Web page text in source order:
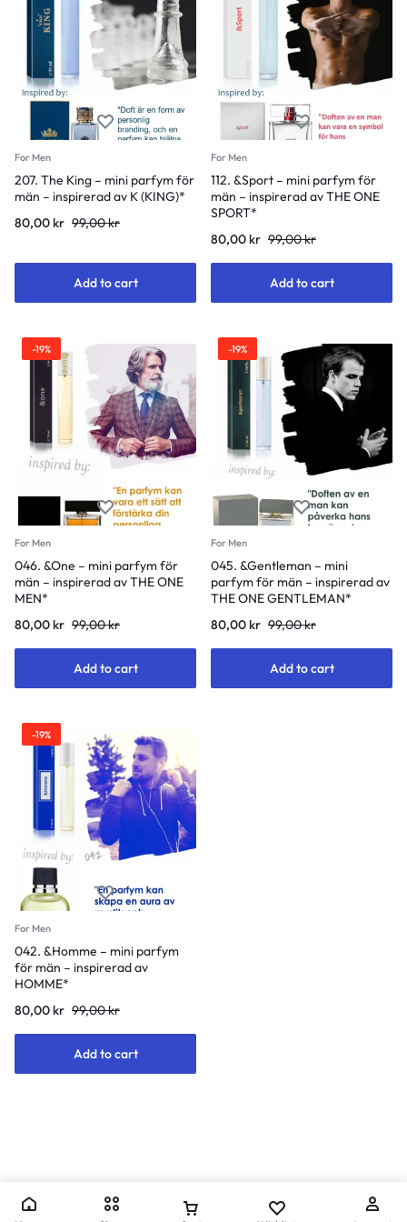
For Men
207. The King – mini parfym för
män – inspirerad av K (KING)*
99,00kr
Original
was:
80,00kr
Current
is:
Add to cart
For Men
112. &Sport – mini parfym för
män – inspirerad av THE ONE
SPORT*
99,00kr
Original
99,00 kr.
80,00kr
Current
80,00 kr.
Add to cart
-19%
For Men
046. &One – mini parfym för
män – inspirerad av THE ONE
MEN*
99,00kr
Original
99,00 kr.
80,00kr
Current
80,00 kr.
Add to cart
-19%
For Men
045. &Gentleman – mini
parfym för män – inspirerad av
THE ONE GENTLEMAN*
99,00kr
Original
99,00 kr.
80,00kr
Current
80,00 kr.
Add to cart
-19%
For Men
042. &Homme – mini parfym
för män – inspirerad av
HOMME*
99,00kr
Original
99,00 kr.
80,00kr
Current
80,00 kr.
Add to cart